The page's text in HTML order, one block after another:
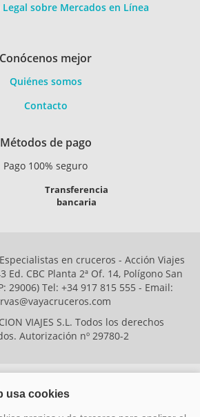
sobre Mercados en Línea
Conócenos mejor
Quiénes somos
Contacto
Métodos de pago
Pago 100% seguro
Transferencia
bancaria
en cruceros - Acción Viajes
Ed. CBC Planta 2ª Of. 14, Polígono San
29006) Tel: +34 917 815 555 - Email:
VIAJES S.L. Todos los derechos
Autorización nº 29780-2